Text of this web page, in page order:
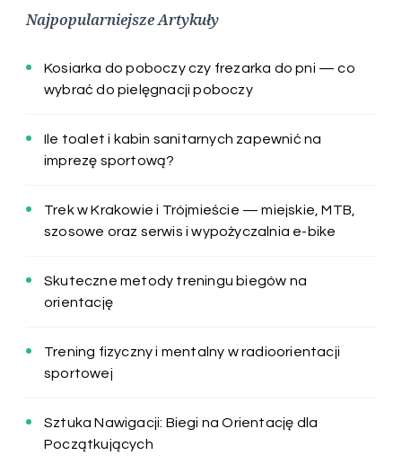
Najpopularniejsze Artykuły
Kosiarka do poboczy czy frezarka do pni — co
wybrać do pielęgnacji poboczy
Ile toalet i kabin sanitarnych zapewnić na
imprezę sportową?
Trek w Krakowie i Trójmieście — miejskie, MTB,
szosowe oraz serwis i wypożyczalnia e-bike
Skuteczne metody treningu biegów na
orientację
Trening fizyczny i mentalny w radioorientacji
sportowej
Sztuka Nawigacji: Biegi na Orientację dla
Początkujących